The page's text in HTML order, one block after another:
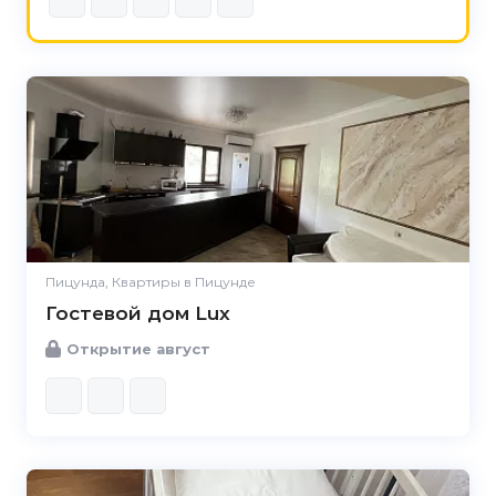
Пицунда, Квартиры в Пицунде
Гостевой дом Lux
Открытие август